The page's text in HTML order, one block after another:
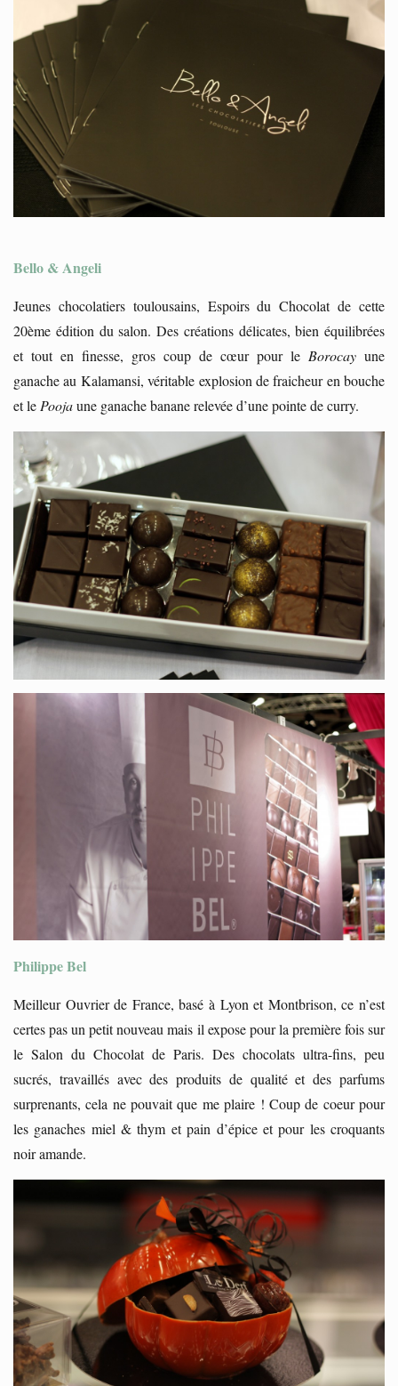
Bello & Angeli
Jeunes chocolatiers toulousains, Espoirs du Chocolat de cette
20ème édition du salon. Des créations délicates, bien équilibrées
et tout en finesse, gros coup de cœur pour le Borocay une
ganache au Kalamansi, véritable explosion de fraicheur en bouche
et le Poojaune ganache banane relevée d’une pointe de curry.
Philippe Bel
Meilleur Ouvrier de France, basé à Lyon et Montbrison, ce n’est
certes pas un petit nouveau mais il expose pour la première fois sur
le Salon du Chocolat de Paris. Des chocolats ultra-fins, peu
sucrés, travaillés avec des produits de qualité et des parfums
surprenants, cela ne pouvait que me plaire ! Coup de coeur pour
les ganaches miel & thym et pain d’épice et pour les croquants
noir amande.